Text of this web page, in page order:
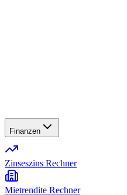
Finanzen
Zinseszins Rechner
Mietrendite Rechner